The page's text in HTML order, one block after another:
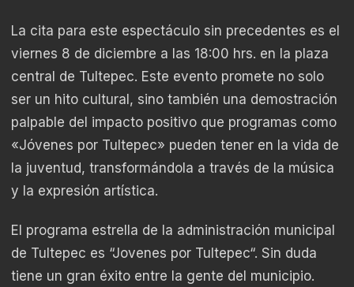
La cita para este espectáculo sin precedentes es el
viernes 8 de diciembre a las 18:00 hrs. en la plaza
central de Tultepec. Este evento promete no solo
ser un hito cultural, sino también una demostración
palpable del impacto positivo que programas como
«Jóvenes por Tultepec» pueden tener en la vida de
la juventud, transformándola a través de la música
y la expresión artística.
El programa estrella de la administración municipal
de Tultepec es “Jovenes por Tultepec“. Sin duda
tiene un gran éxito entre la gente del municipio.